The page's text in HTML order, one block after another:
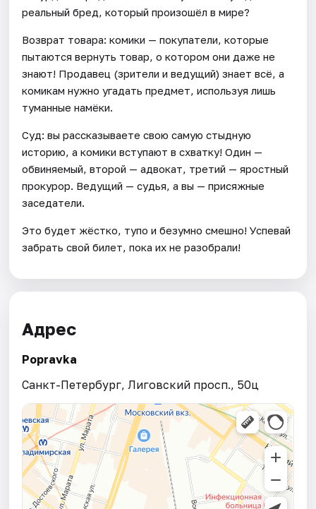
реальный бред, который произошёл в мире?
Возврат товара: комики — покупатели, которые
пытаются вернуть товар, о котором они даже не
знают! Продавец (зрители и ведущий) знает всё, а
комикам нужно угадать предмет, используя лишь
туманные намёки.
Суд: вы рассказываете свою самую стыдную
историю, а комики вступают в схватку! Один —
обвиняемый, второй — адвокат, третий — яростный
прокурор. Ведущий — судья, а вы — присяжные
заседатели.
Это будет жёстко, тупо и безумно смешно! Успевай
забрать свой билет, пока их не разобрали!
Адрес
Popravka
Санкт-Петербург, Лиговский просп., 50ц